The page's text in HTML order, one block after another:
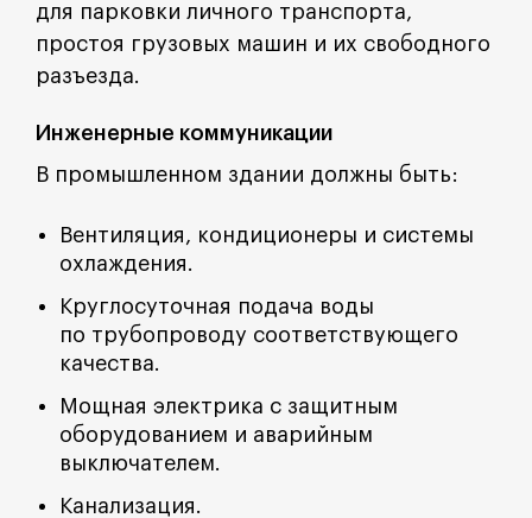
для парковки личного транспорта,
простоя грузовых машин и их свободного
разъезда.
Инженерные коммуникации
В промышленном здании должны быть:
Вентиляция, кондиционеры и системы
охлаждения.
Круглосуточная подача воды
по трубопроводу соответствующего
качества.
Мощная электрика с защитным
оборудованием и аварийным
выключателем.
Канализация.